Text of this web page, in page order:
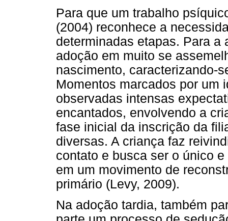
Para que um trabalho
(2004) reconhece a
determinadas etapas. Para a
adoção em muito se
nascimento, caracterizando-
Momentos marcados por um
observadas intensas
encantados, envolvendo a
fase inicial da inscrição da
diversas. A criança faz
contato e busca ser o único
em um movimento de
primário (Levy, 2009).
Na adoção tardia, também